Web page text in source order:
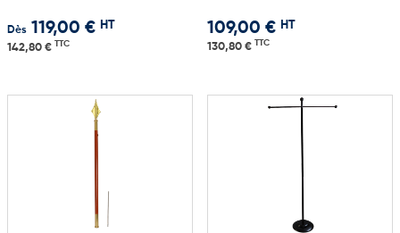
Dès 119,00 € HT
142,80 € TTC
109,00 € HT
130,80 € TTC